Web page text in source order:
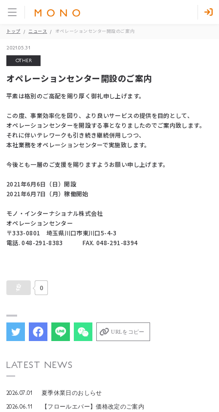
トップ ニュース オペレーションセンター開設のご案内
2021.05.31
OTHER
オペレーションセンター開設のご案内
平素は格別のご高配を賜り厚く御礼申し上げます。
この度、事業効率化を図り、より良いサービスの提供を目的として、
オペレーションセンターを開設する事となりましたのでご案内致します。
それに伴いテレワークも引き続き継続併用しつつ、
本社業務をオペレーションセンターで実施致します。
今後とも一層のご支援を賜りますようお願い申し上げます。
2021年6月6日（日）開設
2021年6月7日（月）稼働開始
モノ・インターナショナル株式会社
オペレーションセンター
〒333-0801 埼玉県川口市東川口5-4-3
電話. 048-291-8383 FAX. 048-291-8394
0
URLをコピー
LATEST NEWS
2026.07.01 夏季休業日のおしらせ
2026.06.11 【フロールエバー】価格改定のご案内